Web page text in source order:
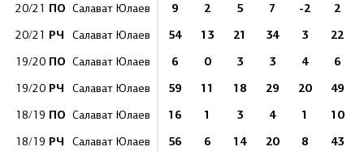
20/21 ПО Салават Юлаев 9 2 5 7 -2 2
20/21 РЧ Салават Юлаев 54 13 21 34 3 22
19/20 ПО Салават Юлаев 6 0 3 3 4 6
19/20 РЧ Салават Юлаев 59 11 18 29 20 49
18/19 ПО Салават Юлаев 16 1 3 4 1 10
18/19 РЧ Салават Юлаев 56 6 14 20 8 43